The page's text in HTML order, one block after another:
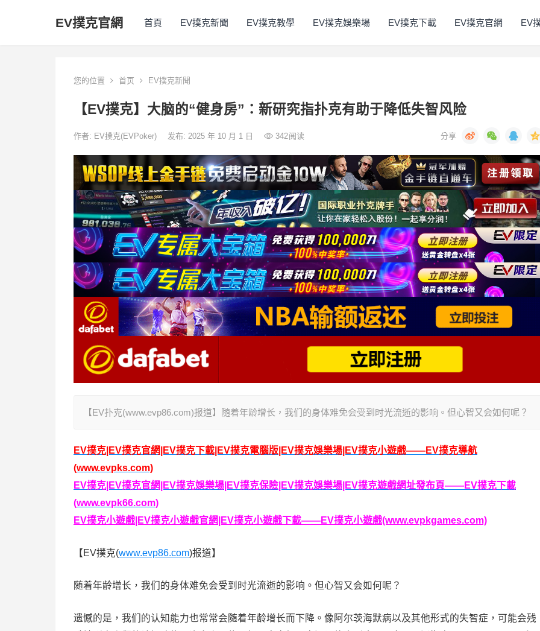
EV撲克官網 首頁 EV撲克新聞 EV撲克教學 EV撲克娛樂場 EV撲克下載 EV撲克官網 EV
您的位置 首页 EV撲克新聞
【EV撲克】大脑的“健身房”：新研究指扑克有助于降低失智风险
作者: EV撲克(EVPoker) 发布: 2025 年 10 月 1 日 342阅读
【EV扑克(www.evp86.com)报道】随着年龄增长，我们的身体难免会受到时光流逝的影响。但心智又会如何呢？
EV撲克|EV撲克官網|EV撲克下載|EV撲克電腦版|EV撲克娛樂場|EV撲克小遊戲——EV撲克導航
(www.evpks.com)
EV撲克|EV撲克官網|EV撲克娛樂場|EV撲克保險|EV撲克娛樂場|EV撲克遊戲網址發布頁——EV撲克下載
(www.evpk66.com)
EV撲克小遊戲|EV撲克小遊戲官網|EV撲克小遊戲下載——EV撲克小遊戲(www.evpkgames.com)
【EV撲克(www.evp86.com)报道】
随着年龄增长，我们的身体难免会受到时光流逝的影响。但心智又会如何呢？
遗憾的是，我们的认知能力也常常会随着年龄增长而下降。像阿尔茨海默病以及其他形式的失智症，可能会残